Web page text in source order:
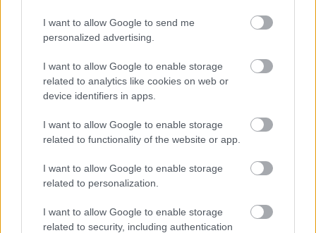
I want to allow Google to send me
personalized advertising.
I want to allow Google to enable storage
related to analytics like cookies on web or
device identifiers in apps.
I want to allow Google to enable storage
related to functionality of the website or app.
I want to allow Google to enable storage
related to personalization.
I want to allow Google to enable storage
related to security, including authentication
Fedezd fel Európa kulturális
útvonalait!